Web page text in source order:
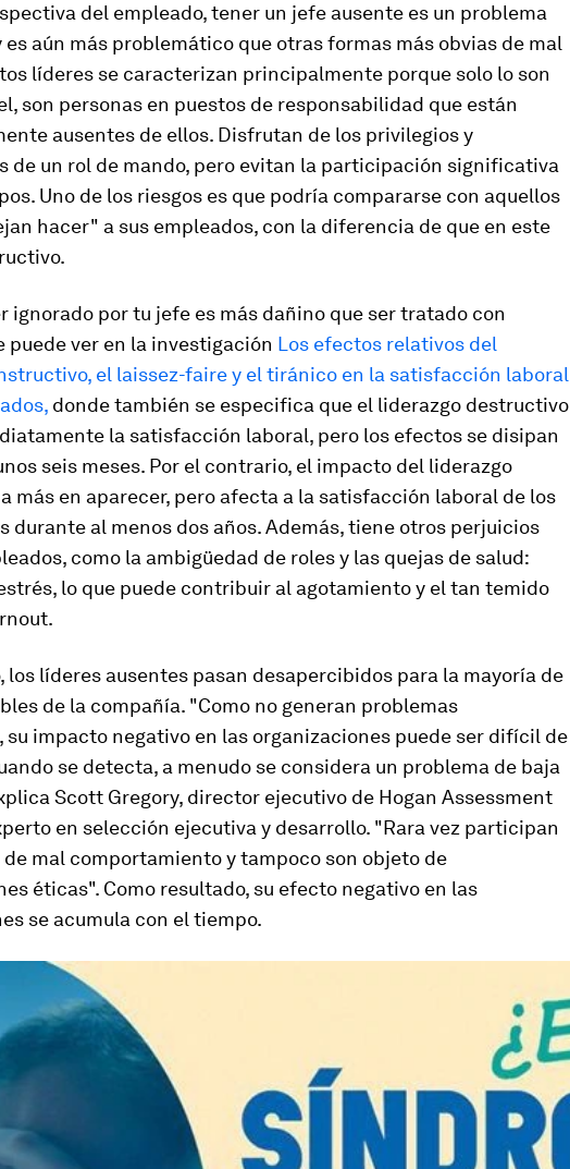
del empleado, tener un jefe ausente es un problema
aún más problemático que otras formas más obvias de mal
líderes se caracterizan principalmente porque solo lo son
son personas en puestos de responsabilidad que están
ausentes de ellos. Disfrutan de los privilegios y
de un rol de mando, pero evitan la participación significativa
Uno de los riesgos es que podría compararse con aquellos
hacer" a sus empleados, con la diferencia de que en este
ignorado por tu jefe es más dañino que ser tratado con
puede ver en la investigación Los efectos relativos del
el laissez-faire y el tiránico en la satisfacción laboral
donde también se especifica que el liderazgo destructivo
la satisfacción laboral, pero los efectos se disipan
seis meses. Por el contrario, el impacto del liderazgo
más en aparecer, pero afecta a la satisfacción laboral de los
durante al menos dos años. Además, tiene otros perjuicios
como la ambigüedad de roles y las quejas de salud:
lo que puede contribuir al agotamiento y el tan temido
.
los líderes ausentes pasan desapercibidos para la mayoría de
de la compañía. "Como no generan problemas
su impacto negativo en las organizaciones puede ser difícil de
se detecta, a menudo se considera un problema de baja
Scott Gregory, director ejecutivo de Hogan Assessment
en selección ejecutiva y desarrollo. "Rara vez participan
de mal comportamiento y tampoco son objeto de
éticas". Como resultado, su efecto negativo en las
se acumula con el tiempo.